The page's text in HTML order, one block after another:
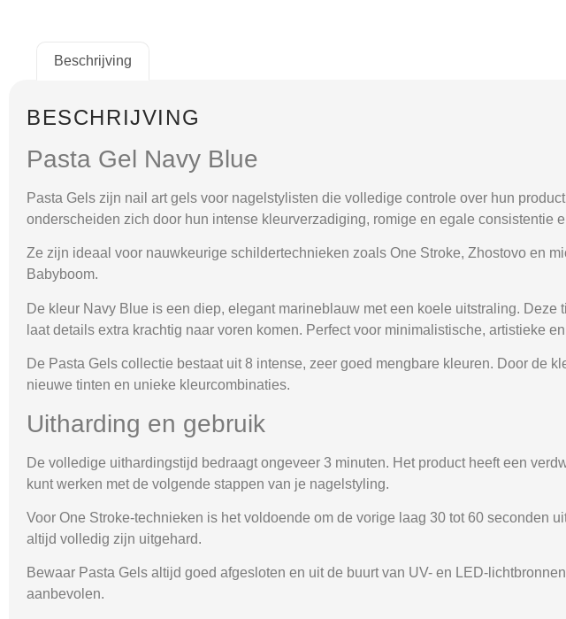
Beschrijving
BESCHRIJVING
Pasta Gel Navy Blue
Pasta Gels zijn nail art gels voor nagelstylisten die volledige controle over hun
onderscheiden zich door hun intense kleurverzadiging, romige en egale consistentie
Ze zijn ideaal voor nauwkeurige schildertechnieken zoals One Stroke, Zhostovo en
Babyboom.
De kleur Navy Blue is een diep, elegant marineblauw met een koele uitstraling.
laat details extra krachtig naar voren komen. Perfect voor minimalistische, artistieke
De Pasta Gels collectie bestaat uit 8 intense, zeer goed mengbare kleuren. Door de
nieuwe tinten en unieke kleurcombinaties.
Uitharding en gebruik
De volledige uithardingstijd bedraagt ongeveer 3 minuten. Het product heeft een
kunt werken met de volgende stappen van je nagelstyling.
Voor One Stroke-technieken is het voldoende om de vorige laag 30 tot 60 seconden
altijd volledig zijn uitgehard.
Bewaar Pasta Gels altijd goed afgesloten en uit de buurt van UV- en LED-
aanbevolen.